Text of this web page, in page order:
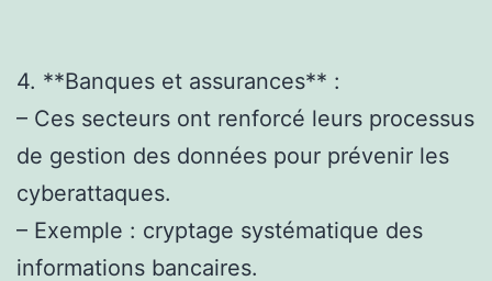
4. **Banques et assurances** :
– Ces secteurs ont renforcé leurs processus
de gestion des données pour prévenir les
cyberattaques.
– Exemple : cryptage systématique des
informations bancaires.